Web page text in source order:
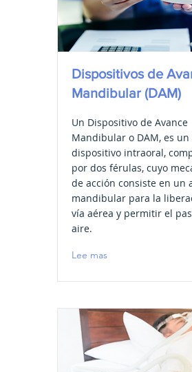
Dispositivos de
Mandibular (DAM)
Un Dispositivo de Avance
Mandibular o DAM, es un
dispositivo intraoral,
por dos férulas, cuyo
de acción consiste en un
mandibular para la
vía aérea y permitir el
aire.
Lee mas